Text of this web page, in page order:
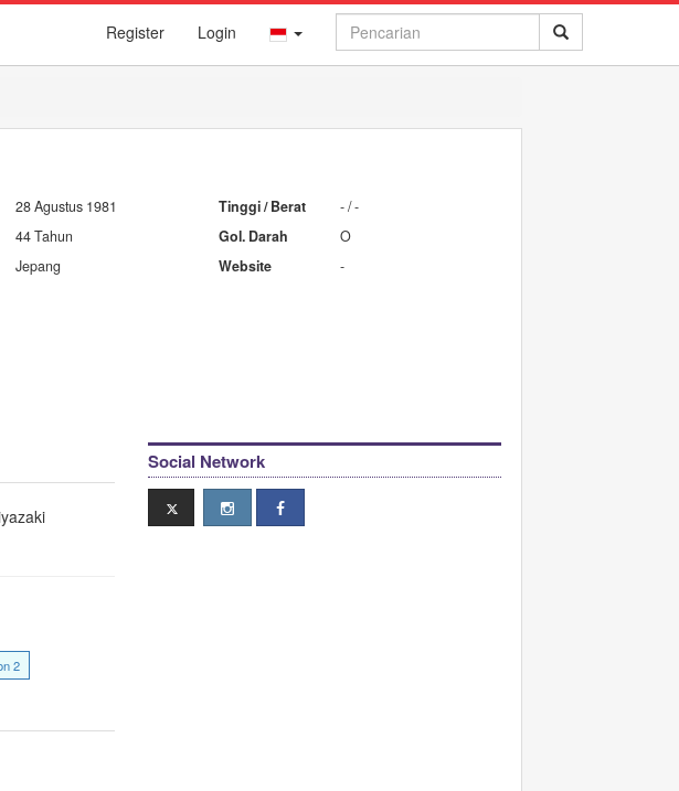
Register Login
28 Agustus 1981
44 Tahun
Jepang
Tinggi / Berat
- / -
Gol. Darah
O
Website
-
2
Social Network